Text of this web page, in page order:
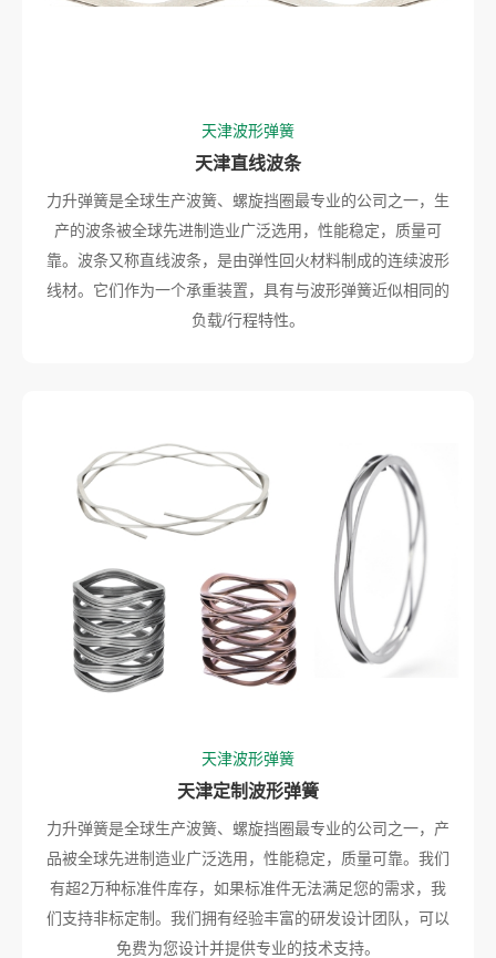
天津波形弹簧
天津直线波条
力升弹簧是全球生产波簧、螺旋挡圈最专业的公司之一，生
产的波条被全球先进制造业广泛选用，性能稳定，质量可
靠。波条又称直线波条，是由弹性回火材料制成的连续波形
线材。它们作为一个承重装置，具有与波形弹簧近似相同的
负载/行程特性。
天津波形弹簧
天津定制波形弹簧
力升弹簧是全球生产波簧、螺旋挡圈最专业的公司之一，产
品被全球先进制造业广泛选用，性能稳定，质量可靠。我们
有超2万种标准件库存，如果标准件无法满足您的需求，我
们支持非标定制。我们拥有经验丰富的研发设计团队，可以
免费为您设计并提供专业的技术支持。